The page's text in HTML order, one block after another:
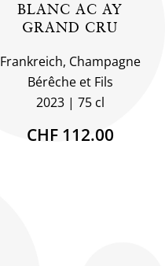
BLANC AC AY
GRAND CRU
Frankreich, Champagne
Bérêche et Fils
2023
75 cl
CHF 112.00